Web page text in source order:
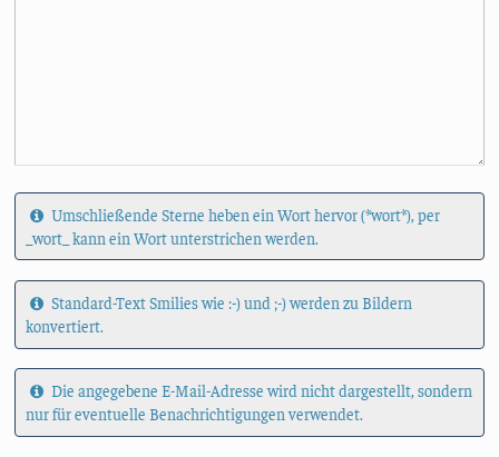
Umschließende Sterne heben ein Wort hervor (*wort*), per
_wort_ kann ein Wort unterstrichen werden.
Standard-Text Smilies wie :-) und ;-) werden zu Bildern
konvertiert.
Die angegebene E-Mail-Adresse wird nicht dargestellt, sondern
nur für eventuelle Benachrichtigungen verwendet.